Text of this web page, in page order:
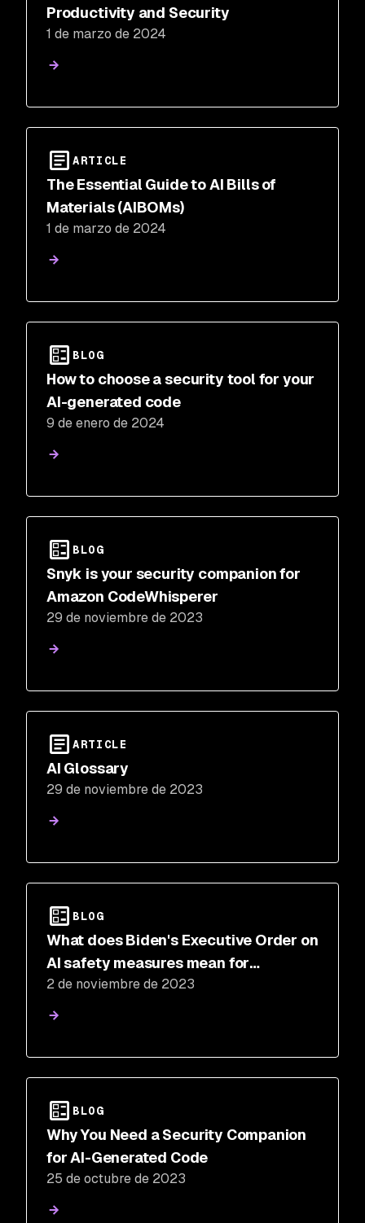
Productivity and Security
1 de marzo de 2024
ARTICLE
The Essential Guide to AI Bills of
Materials (AIBOMs)
1 de marzo de 2024
BLOG
How to choose a security tool for your
AI-generated code
9 de enero de 2024
BLOG
Snyk is your security companion for
Amazon CodeWhisperer
29 de noviembre de 2023
ARTICLE
AI Glossary
29 de noviembre de 2023
BLOG
What does Biden's Executive Order on
AI safety measures mean for
businesses?
2 de noviembre de 2023
BLOG
Why You Need a Security Companion
for AI-Generated Code
25 de octubre de 2023